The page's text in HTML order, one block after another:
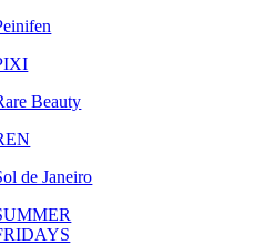
Beauty
de Janeiro